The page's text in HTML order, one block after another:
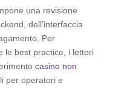
una revisione
dell’interfaccia
Per
le best practice, i lettori
casino non
per operatori e